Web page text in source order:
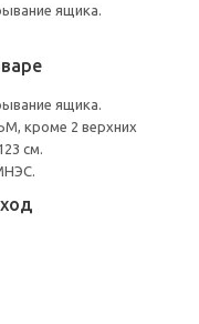
ящика.
ящика.
кроме 2 верхних
см.